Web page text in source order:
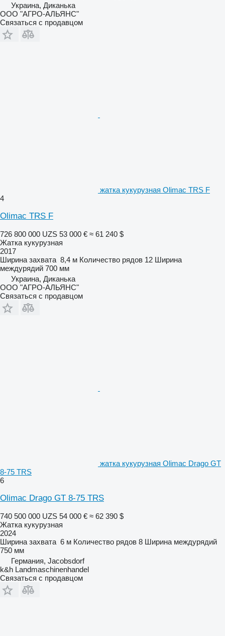
Украина, Диканька
ООО "АГРО-АЛЬЯНС"
Связаться с продавцом
жатка кукурузная Olimac TRS F
4
Olimac TRS F
726 800 000 UZS 53 000 € ≈ 61 240 $
Жатка кукурузная
2017
Ширина захвата 8,4 м Количество рядов 12 Ширина
междурядий 700 мм
Украина, Диканька
ООО "АГРО-АЛЬЯНС"
Связаться с продавцом
жатка кукурузная Olimac Drago GT
8-75 TRS
6
Olimac Drago GT 8-75 TRS
740 500 000 UZS 54 000 € ≈ 62 390 $
Жатка кукурузная
2024
Ширина захвата 6 м Количество рядов 8 Ширина междурядий
750 мм
Германия, Jacobsdorf
k&h Landmaschinenhandel
Связаться с продавцом